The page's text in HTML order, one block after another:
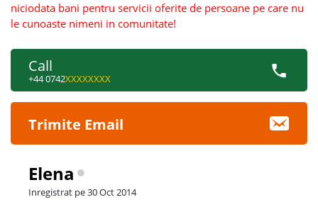
niciodata bani pentru servicii oferite de persoane pe care nu
le cunoaste nimeni in comunitate!
Call
+44 0742XXXXXXXX
Trimite Email
Elena
Inregistrat pe 30 Oct 2014